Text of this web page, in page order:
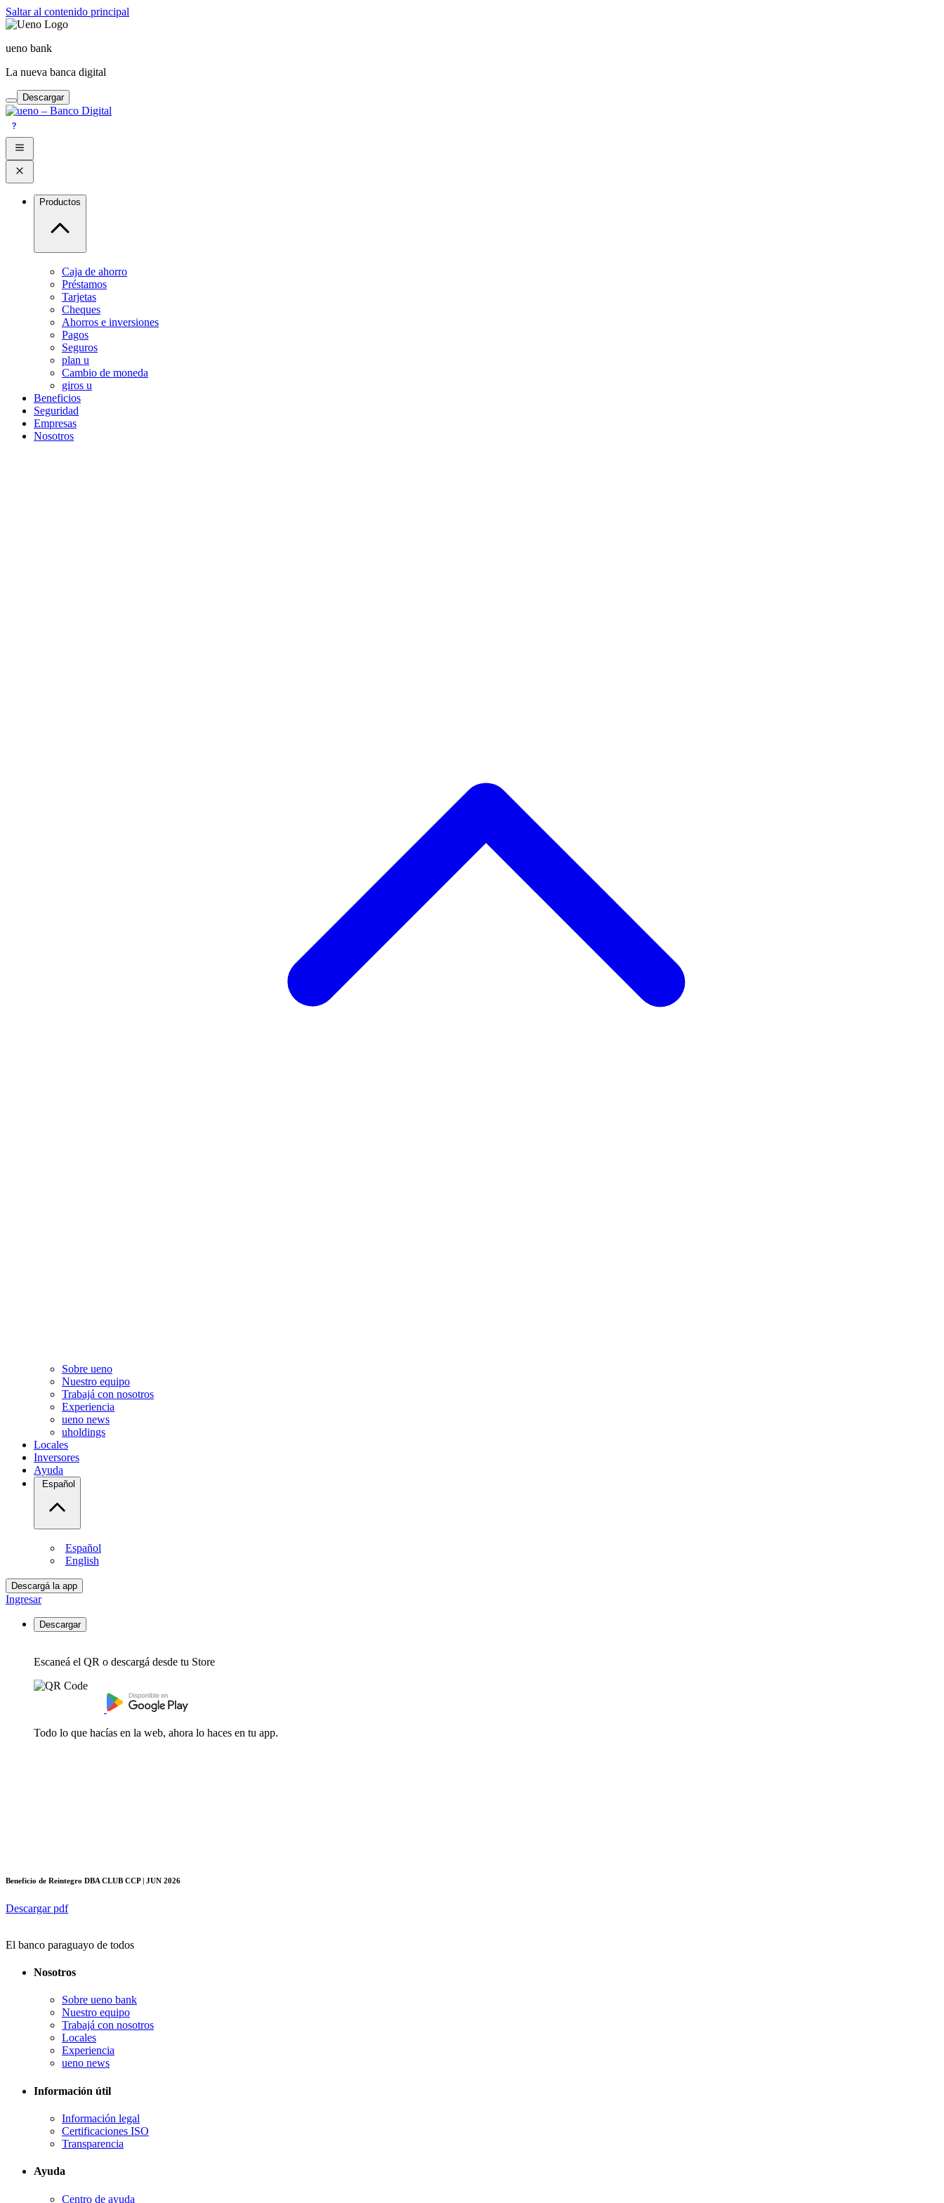
Saltar al contenido principal
ueno bank
La nueva banca digital
Descargar
Productos
Caja de ahorro
Préstamos
Tarjetas
Cheques
Ahorros e inversiones
Pagos
Seguros
plan u
Cambio de moneda
giros u
Beneficios
Seguridad
Empresas
Nosotros
Sobre ueno
Nuestro equipo
Trabajá con nosotros
Experiencia
ueno news
uholdings
Locales
Inversores
Ayuda
Español
Español
English
Descargá la app
Ingresar
Descargar
Escaneá el QR o descargá desde tu Store
Todo lo que hacías en la web, ahora lo haces en tu app.
Beneficio de Reintegro DBA CLUB CCP | JUN 2026
Descargar pdf
El banco paraguayo de todos
Nosotros
Sobre ueno bank
Nuestro equipo
Trabajá con nosotros
Locales
Experiencia
ueno news
Información útil
Información legal
Certificaciones ISO
Transparencia
Ayuda
Centro de ayuda